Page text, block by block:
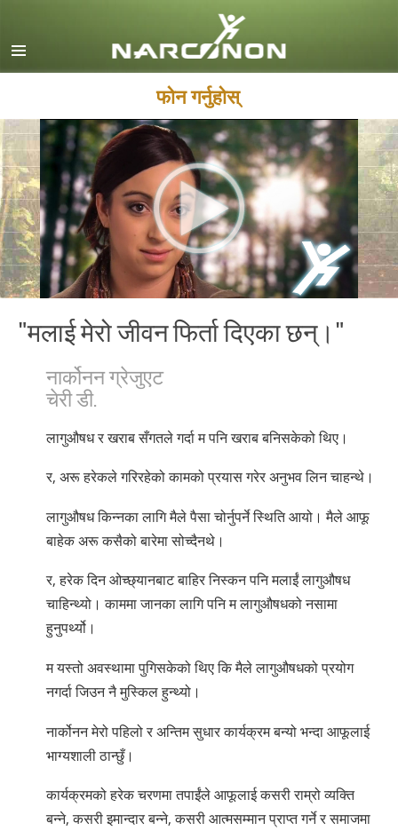
Dansk
Ελληνικά (Greek)
Español
Français
Hebrew
Magyar
Italiano
Macedonian
Portuguès
Русский (Russian)
Arabic
Nepali
Czech
सबै क्षेत्र /भाषा
फोन गर्नुहोस्
"मलाई मेरो जीवन फिर्ता दिएका छन्।"
नार्कोनन ग्रेजुएट
चेरी डी.
लागुऔषध र खराब सँगतले गर्दा म पनि खराब बनिसकेको थिए।
र, अरू हरेकले गरिरहेको कामको प्रयास गरेर अनुभव लिन चाहन्थे।
लागुऔषध किन्नका लागि मैले पैसा चोर्नुपर्ने स्थिति आयो। मैले आफू
बाहेक अरू कसैको बारेमा सोच्दैनथे।
र, हरेक दिन ओच्छ्यानबाट बाहिर निस्कन पनि मलाईं लागुऔषध
चाहिन्थ्यो। काममा जानका लागि पनि म लागुऔषधको नसामा
हुनुपर्थ्यो।
म यस्तो अवस्थामा पुगिसकेको थिए कि मैले लागुऔषधको प्रयोग
नगर्दा जिउन नै मुस्किल हुन्थ्यो।
नार्कोनन मेरो पहिलो र अन्तिम सुधार कार्यक्रम बन्यो भन्दा आफूलाई
भाग्यशाली ठान्छुँ।
कार्यक्रमको हरेक चरणमा तपाईंले आफूलाई कसरी राम्रो व्यक्ति
बन्ने, कसरी इमान्दार बन्ने, कसरी आत्मसम्मान प्राप्त गर्ने र समाजमा